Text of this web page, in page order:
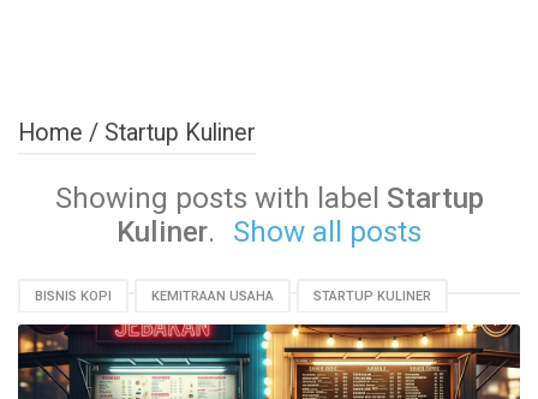
Home / Startup Kuliner
Showing posts with label Startup
Kuliner. Show all posts
BISNIS KOPI KEMITRAAN USAHA STARTUP KULINER
TIPS BISNIS